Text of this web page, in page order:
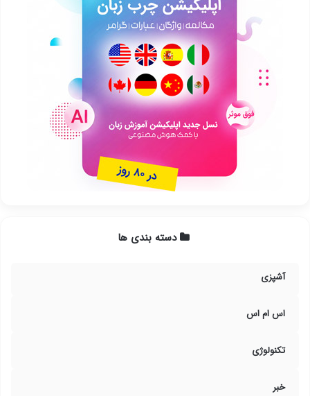
دسته بندی ها
آشپزی
اس ام اس
تکنولوژی
خبر